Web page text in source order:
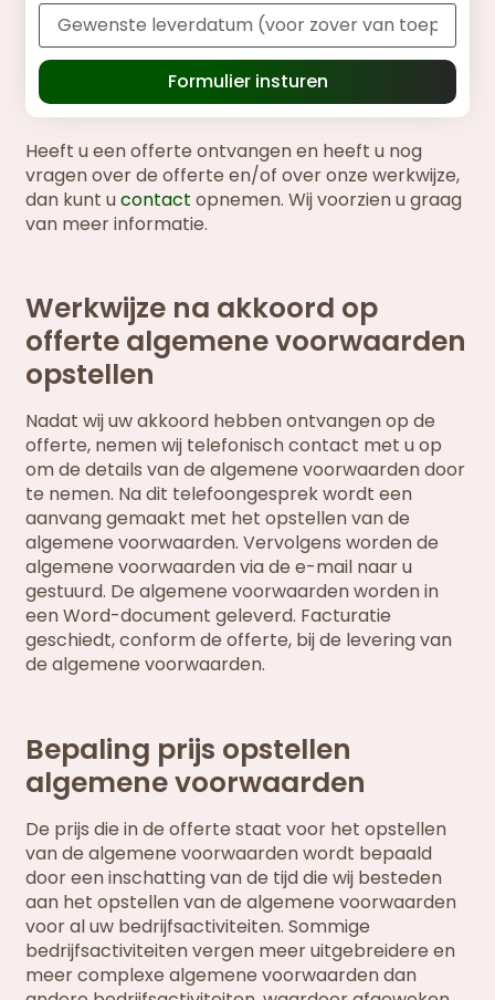
Formulier insturen
Heeft u een offerte ontvangen en heeft u nog
vragen over de offerte en/of over onze werkwijze,
dan kunt ucontact opnemen. Wij voorzien u graag
van meer informatie.
Werkwijze na akkoord op
offerte algemene voorwaarden
opstellen
Nadat wij uw akkoord hebben ontvangen op de
offerte, nemen wij telefonisch contact met u op
om de details van de algemene voorwaarden door
te nemen. Na dit telefoongesprek wordt een
aanvang gemaakt met het opstellen van de
algemene voorwaarden. Vervolgens worden de
algemene voorwaarden via de e-mail naar u
gestuurd. De algemene voorwaarden worden in
een Word-document geleverd. Facturatie
geschiedt, conform de offerte, bij de levering van
de algemene voorwaarden.
Bepaling prijs opstellen
algemene voorwaarden
De prijs die in de offerte staat voor het opstellen
van de algemene voorwaarden wordt bepaald
door een inschatting van de tijd die wij besteden
aan het opstellen van de algemene voorwaarden
voor al uw bedrijfsactiviteiten. Sommige
bedrijfsactiviteiten vergen meer uitgebreidere en
meer complexe algemene voorwaarden dan